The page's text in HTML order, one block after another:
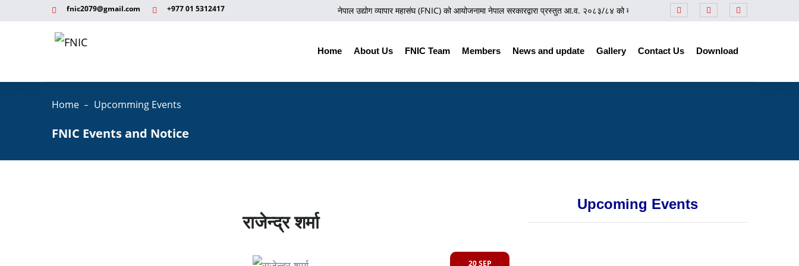
fnic2079@gmail.com +977 ‭01 5312417 नेपाल उद्योग व्यापार महासंघ (FNIC) को आयोजनामा नेपाल सरकारद्वारा प्रस्तुत आ.व. २०८३/८४ को बजेटसम्बन्धी समीक्षा कार्यक्रम || प्रेस नोट
Home About Us FNIC Team Members News and update Gallery Contact Us Download
Home Upcomming Events
FNIC Events and Notice
राजेन्द्र शर्मा
20 SEP
Upcoming Events